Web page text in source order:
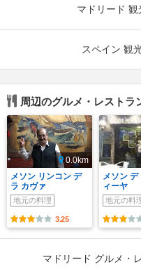
マドリード
スペイン 観
周辺のグルメ・レストラ
0.0km
メソン リンコン デ
ラ カヴァ
地元の料理
3.25
メソン デ
ィーヤ
地元の料
マドリード グルメ・